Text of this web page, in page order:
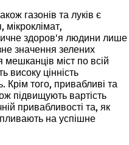
газонів та луків є
мікроклімат,
здоров'я людини лише
значення зелених
міст по всій
високу цінність
Крім того, привабливі та
підвищують вартість
привабливості та, як
на успішне